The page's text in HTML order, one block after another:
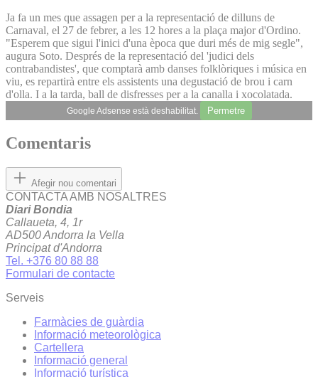
Ja fa un mes que assagen per a la representació de dilluns de
Carnaval, el 27 de febrer, a les 12 hores a la plaça major d'Ordino.
"Esperem que sigui l'inici d'una època que duri més de mig segle",
augura Soto. Després de la representació del 'judici dels
contrabandistes', que comptarà amb danses folklòriques i música en
viu, es repartirà entre els assistents una degustació de brou i carn
d'olla. I a la tarda, ball de disfresses per a la canalla i xocolatada.
Google Adsense està deshabilitat. Permetre
Comentaris
Afegir nou comentari
CONTACTA AMB NOSALTRES
Diari Bondia
Callaueta, 4, 1r
AD500 Andorra la Vella
Principat d'Andorra
Tel. +376 80 88 88
Formulari de contacte
Serveis
Farmàcies de guàrdia
Informació meteorològica
Cartellera
Informació general
Informació turística